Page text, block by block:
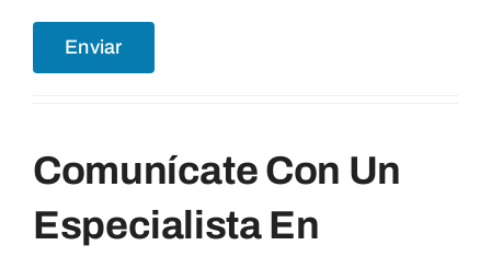
Comunícate Con Un
Especialista En